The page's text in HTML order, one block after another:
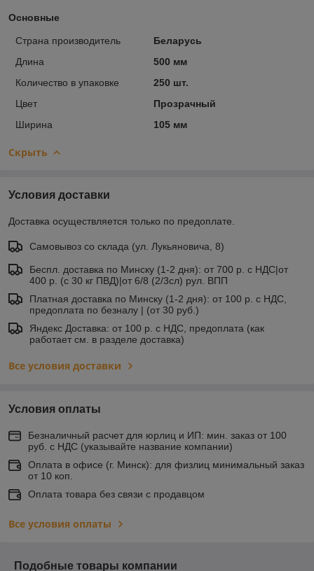
Основные
Страна производитель
Беларусь
Длина
500 мм
Количество в упаковке
250 шт.
Цвет
Прозрачный
Ширина
105 мм
Скрыть
Условия доставки
Доставка осуществляется только по предоплате.
Самовывоз со склада (ул. Лукьяновича, 8)
Беспл. доставка по Минску (1-2 дня): от 700 р. с НДС|от
400 р. (с 30 кг ПВД)|от 6/8 (2/3сл) рул. ВПП
Платная доставка по Минску (1-2 дня): от 100 р. с НДС,
предоплата по безналу | (от 30 руб.)
Яндекс Доставка: от 100 р. с НДС, предоплата (как
работает см. в разделе доставка)
Все условия доставки
Условия оплаты
Безналичный расчет для юрлиц и ИП: мин. заказ от 100
руб. с НДС (указывайте название компании)
Оплата в офисе (г. Минск): для физлиц минимальный заказ
от 10 коп.
Оплата товара без связи с продавцом
Все условия оплаты
Подобные товары компании